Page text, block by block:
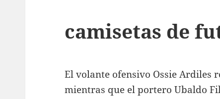
camisetas de
El volante ofensivo Ossie Ardiles
mientras que el portero Ubaldo